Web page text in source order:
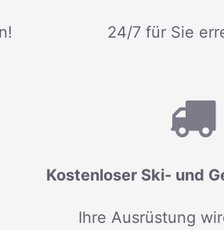
24/7 für Sie
Kostenloser Ski- und
Ihre Ausrüstung